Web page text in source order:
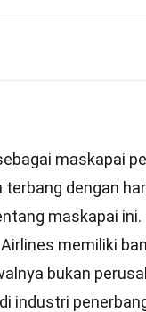
maskapai
terbang dengan
maskapai
memiliki
bukan
industri